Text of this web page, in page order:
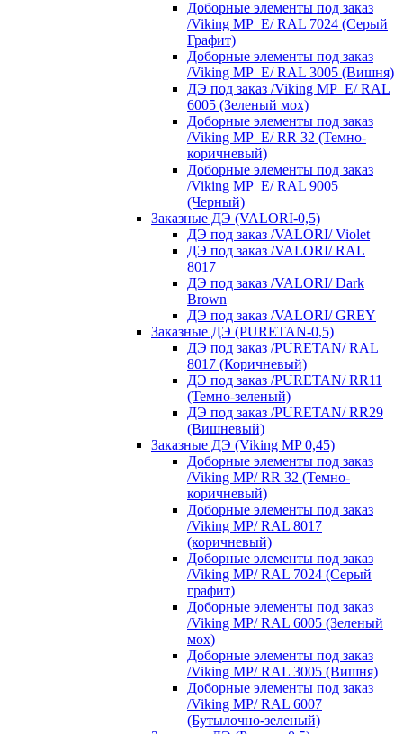
Доборные элементы под заказ
/Viking MP_E/ RAL 7024 (Серый
Графит)
Доборные элементы под заказ
/Viking MP_E/ RAL 3005 (Вишня)
ДЭ под заказ /Viking MP_E/ RAL
6005 (Зеленый мох)
Доборные элементы под заказ
/Viking MP_E/ RR 32 (Темно-
коричневый)
Доборные элементы под заказ
/Viking MP_E/ RAL 9005
(Черный)
Заказные ДЭ (VALORI-0,5)
ДЭ под заказ /VALORI/ Violet
ДЭ под заказ /VALORI/ RAL
8017
ДЭ под заказ /VALORI/ Dark
Brown
ДЭ под заказ /VALORI/ GREY
Заказные ДЭ (PURETAN-0,5)
ДЭ под заказ /PURETAN/ RAL
8017 (Коричневый)
ДЭ под заказ /PURETAN/ RR11
(Темно-зеленый)
ДЭ под заказ /PURETAN/ RR29
(Вишневый)
Заказные ДЭ (Viking MP 0,45)
Доборные элементы под заказ
/Viking MP/ RR 32 (Темно-
коричневый)
Доборные элементы под заказ
/Viking MP/ RAL 8017
(коричневый)
Доборные элементы под заказ
/Viking MP/ RAL 7024 (Серый
графит)
Доборные элементы под заказ
/Viking MP/ RAL 6005 (Зеленый
мох)
Доборные элементы под заказ
/Viking MP/ RAL 3005 (Вишня)
Доборные элементы под заказ
/Viking MP/ RAL 6007
(Бутылочно-зеленый)